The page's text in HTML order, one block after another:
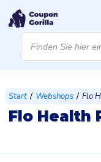
Products
search
Start / Webshops / Flo
Flo Health